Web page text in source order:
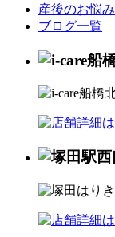
産後のお悩み
ブログ一覧